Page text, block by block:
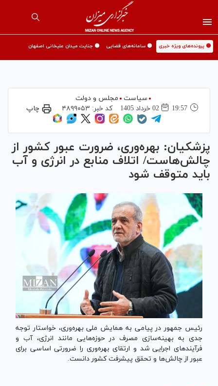
🟡 پرونده‌های ویژه خبری 🟡 سامانه‌های قضایی 🟡 جنایت میدان علیخانی اصفهان
سیاست
مجلس و دولت
19:57
02 خرداد 1405 کد خبر: ۴۸۹۹۰۵۳ چاپ
پزشکیان: بهره‌وری، ضرورت عبور کشور از
چالش‌هاست/ اتلاف منابع در انرژی و آب
باید متوقف شود
رئیس جمهور در پیامی به همایش ملی بهره‌وری، خواستار توجه
جدی به بهینه‌سازی مصرف در حوزه‌هایی مانند انرژی، آب و
فرآیندهای اجرایی شد و ارتقای بهره‌وری را ضرورتی اساسی برای
عبور از چالش‌ها و تحقق پیشرفت کشور دانست.